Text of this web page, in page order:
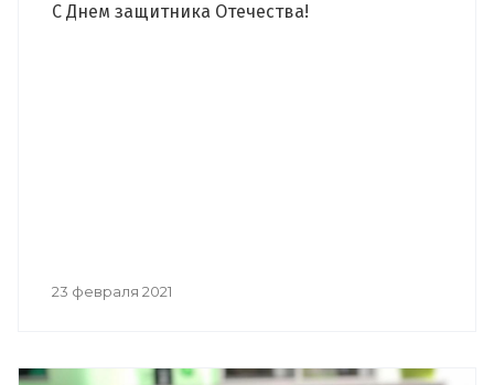
С Днем защитника Отечества!
23 февраля 2021